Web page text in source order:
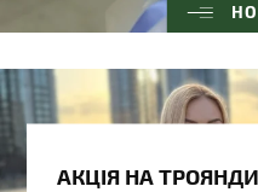
АКЦІЯ НА